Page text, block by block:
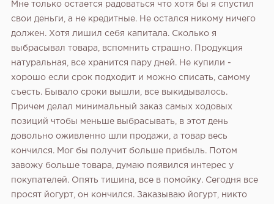
Мне только остается радоваться что хотя бы я спустил
свои деньги, а не кредитные. Не остался никому ничего
должен. Хотя лишил себя капитала. Сколько я
выбрасывал товара, вспомнить страшно. Продукция
натуральная, все хранится пару дней. Не купили -
хорошо если срок подходит и можно списать, самому
съесть. Бывало сроки вышли, все выкидывалось.
Причем делал минимальный заказ самых ходовых
позиций чтобы меньше выбрасывать, в этот день
довольно оживленно шли продажи, а товар весь
кончился. Мог бы получит больше прибыль. Потом
завожу больше товара, думаю появился интерес у
покупателей. Опять тишина, все в помойку. Сегодня все
просят йогурт, он кончился. Заказываю йогурт, никто